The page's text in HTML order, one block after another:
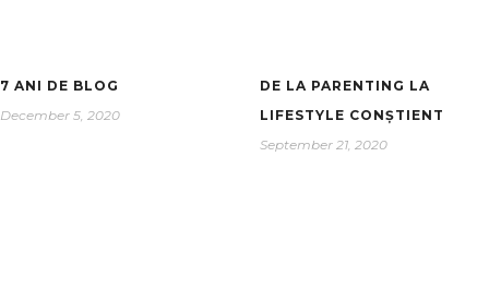
7 ANI DE BLOG
December 5, 2020
DE LA PARENTING LA
LIFESTYLE CONȘTIENT
September 21, 2020